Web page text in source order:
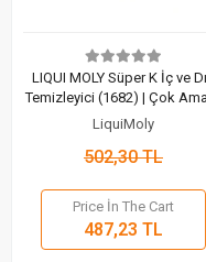
LIQUI MOLY Süper K İç ve
Temizleyici (1682) | Çok
Leke Uzmanı (250 ml)
LiquiMoly
502,30 TL
Price İn The Cart
487,23 TL